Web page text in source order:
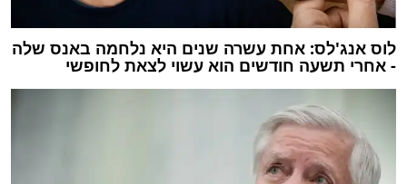
לוס אנג'לס: אחת עשרה שנים היא נלחמה באנס שלה
- אחרי תשעה חודשים הוא עשוי לצאת לחופשי